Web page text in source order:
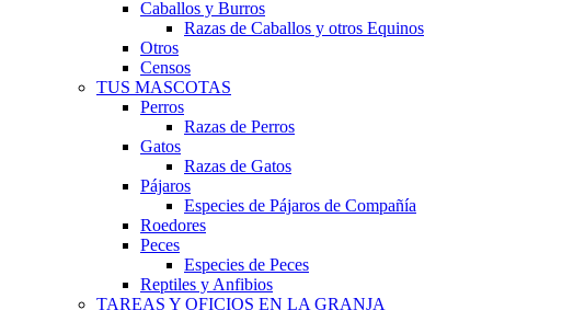
Caballos y Burros
Razas de Caballos y otros Equinos
Otros
Censos
TUS MASCOTAS
Perros
Razas de Perros
Gatos
Razas de Gatos
Pájaros
Especies de Pájaros de Compañía
Roedores
Peces
Especies de Peces
Reptiles y Anfibios
TAREAS Y OFICIOS EN LA GRANJA